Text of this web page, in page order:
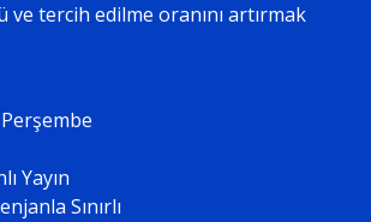
tercih edilme oranını artırmak
Yayın
Sınırlı